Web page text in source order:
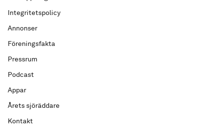
Integritetspolicy
Annonser
Föreningsfakta
Pressrum
Podcast
Appar
Årets sjöräddare
Kontakt